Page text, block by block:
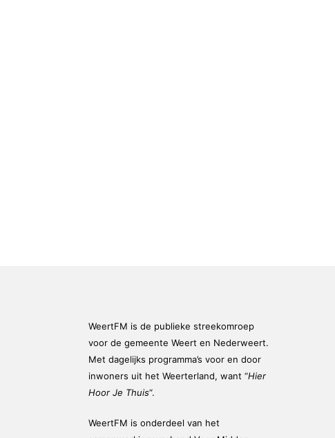
WeertFM is de publieke streekomroep
voor de gemeente Weert en Nederweert.
Met dagelijks programma’s voor en door
inwoners uit het Weerterland, want “Hier
Hoor Je Thuis“.
WeertFM is onderdeel van het